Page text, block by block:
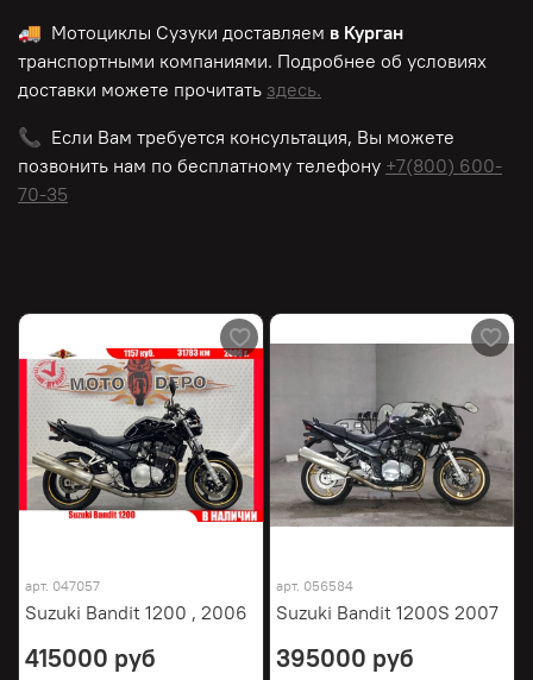
🚚 Мотоциклы Сузуки доставляем в Курган
транспортными компаниями. Подробнее об условиях
доставки можете прочитать здесь.
📞 Если Вам требуется консультация, Вы можете
позвонить нам по бесплатному телефону +7(800) 600-
70-35
арт. 047057
Suzuki Bandit 1200 , 2006
415000 руб
арт. 056584
Suzuki Bandit 1200S 2007
395000 руб